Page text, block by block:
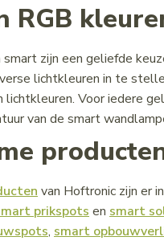
RGB
zijn een geliefde
lichtkleuren in te
Voor iedere
van de smart
van Hoftronic zijn er
prikspots en smart
, smart